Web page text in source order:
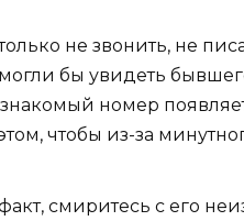
не звонить, не
могли бы увидеть
номер
чтобы из-за
смиритесь с его